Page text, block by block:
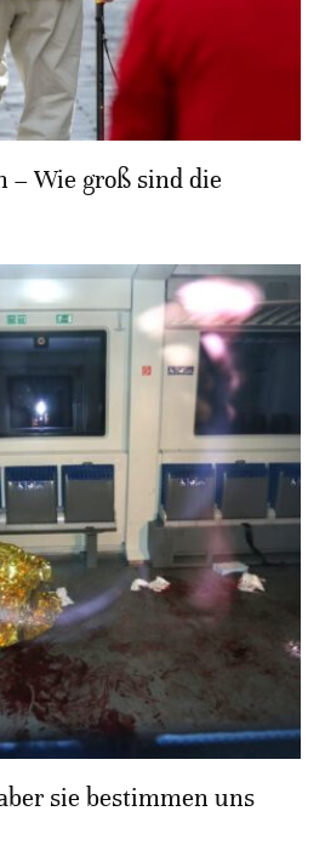
– Wie groß sind die
sie bestimmen uns